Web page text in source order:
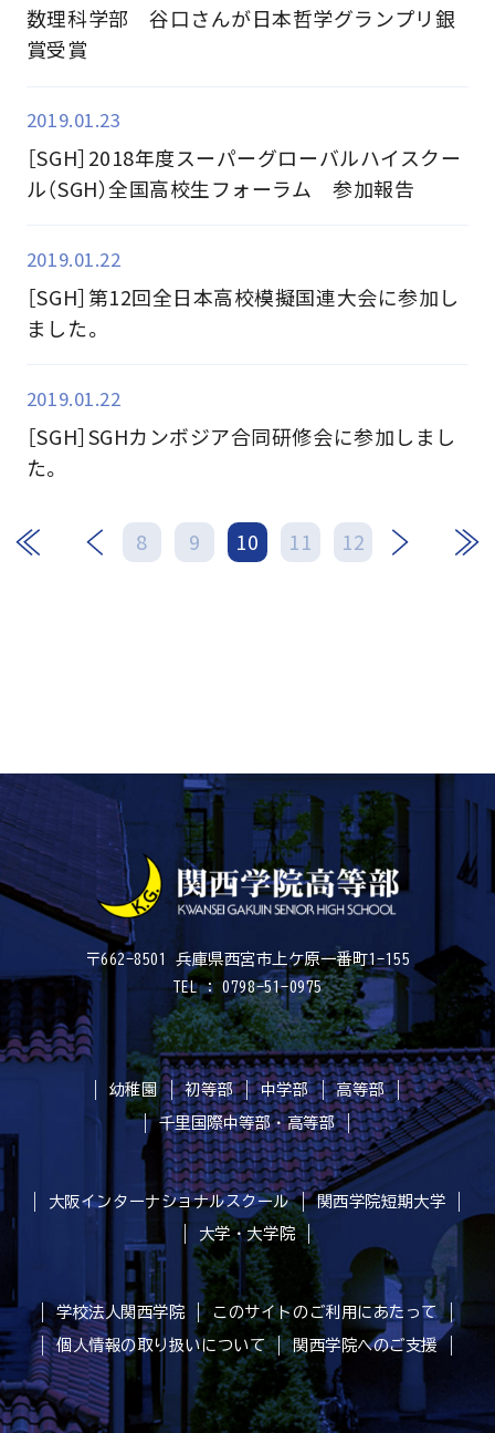
数理科学部 谷口さんが日本哲学グランプリ銀
賞受賞
2019.01.23
［SGH］2018年度スーパーグローバルハイスクー
ル（SGH）全国高校生フォーラム 参加報告
2019.01.22
［SGH］第12回全日本高校模擬国連大会に参加し
ました。
2019.01.22
［SGH］SGHカンボジア合同研修会に参加しまし
た。
8 9 10 11 12
次 最後
〒662-8501 兵庫県西宮市上ケ原一番町1-155
TEL : 0798-51-0975
幼稚園 初等部 中学部
高等部
千里国際中等部・高等部
大阪インターナショナルスクール
関西学院短期大学
大学・大学院
学校法人関西学院
このサイトのご利用にあたって
個人情報の取り扱いについて
関西学院へのご支援